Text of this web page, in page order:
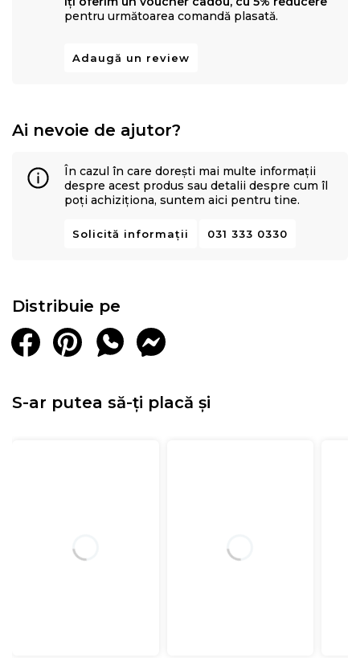
exercitată, contribuind la alinierea corectă și sănătoasă
spumă elastica Green Form HD®, cu celulație
deschisă, și
3 cm spuma Memory Mirror Form®,
În plus, particulele de gel rece din stratul cu memorie
pentru următoarea comandă plasată.
Adaugă un review
Ai nevoie de ajutor?
În cazul în care dorești mai multe informații
despre acest produs sau detalii despre cum îl
poți achiziționa, suntem aici pentru tine.
Solicită informații 031 333 0330
Distribuie pe
S-ar putea să-ți placă și